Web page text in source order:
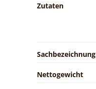
Zutaten
Sachbezeichnung
Nettogewicht